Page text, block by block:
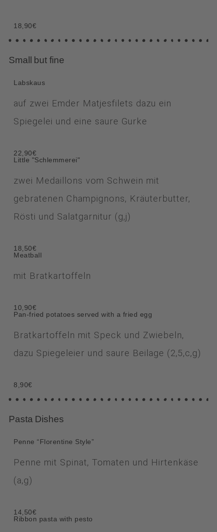
18,90€
Small but fine
Labskaus
auf zwei Emder Matjesfilets dazu ein
Spiegelei und eine saure Gurke
22,90€
Little "Schlemmerei"
zwei Medaillons vom Schwein mit
gebratenen Champignons, Kräuterbutter,
Rösti und Salatgarnitur (g,j)
18,50€
Meatball
mit Bratkartoffeln
10,90€
Pan-fried potatoes served with a fried egg
Bratkartoffeln mit Speck und Zwiebeln,
dazu Spiegeleier und saure Beilage (2,5,c,g)
8,90€
Pasta Dishes
Penne “Florentine Style”
Penne mit Spinat, Tomaten und Hirtenkäse
(a,g)
14,50€
Ribbon pasta with pesto